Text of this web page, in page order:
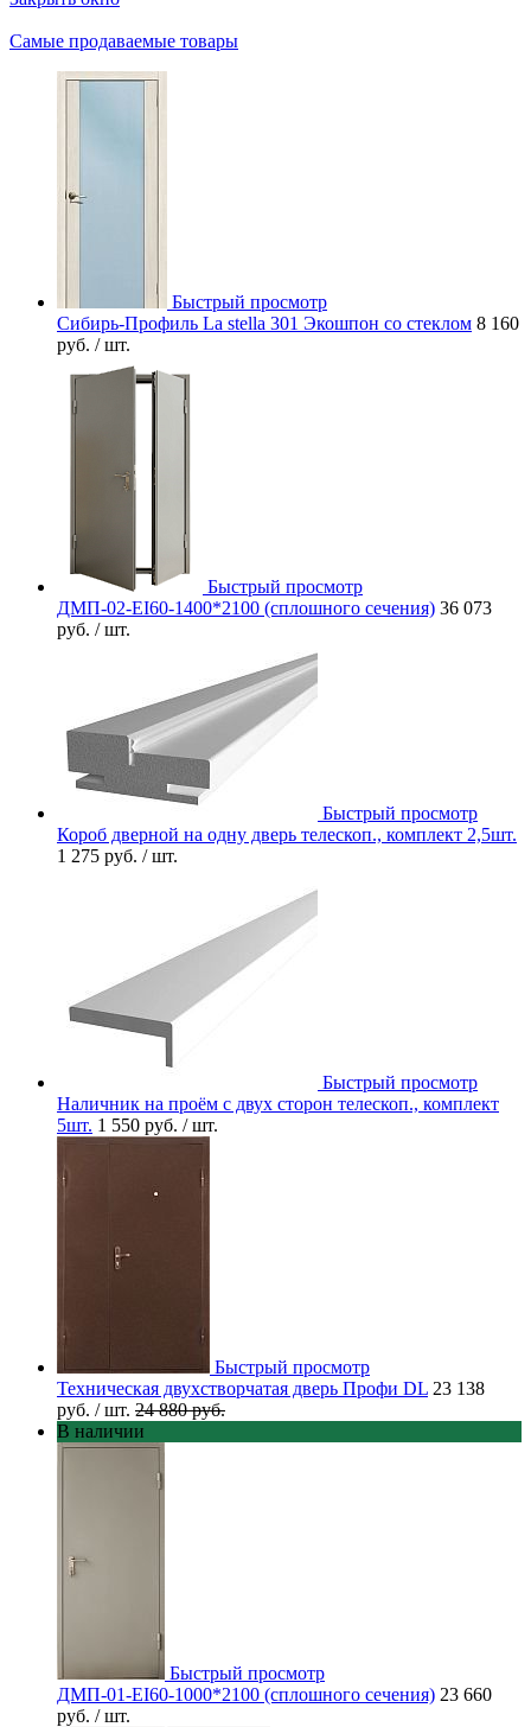
Самые продаваемые товары
Быстрый просмотр
Сибирь-Профиль La stella 301 Экошпон со стеклом 8 160
руб. / шт.
Быстрый просмотр
ДМП-02-EI60-1400*2100 (сплошного сечения) 36 073
руб. / шт.
Быстрый просмотр
Короб дверной на одну дверь телескоп., комплект 2,5шт.
1 275 руб. / шт.
Быстрый просмотр
Наличник на проём с двух сторон телескоп., комплект
5шт. 1 550 руб. / шт.
Быстрый просмотр
Техническая двухстворчатая дверь Профи DL 23 138
руб. / шт. 24 880 руб.
В наличии
Быстрый просмотр
ДМП-01-EI60-1000*2100 (сплошного сечения) 23 660
руб. / шт.